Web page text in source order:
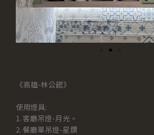
《高雄-林公館》
使用燈具:
1. 客廳吊燈-月光。
2. 餐廳單吊燈-星鑽